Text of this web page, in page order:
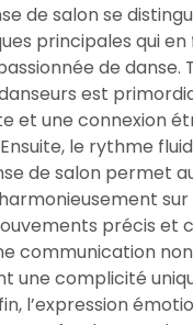
de salon se
principales qui
de danse.
est
et une connexion
le rythme
de salon permet
sur
précis et
communication
une complicité
l’expression